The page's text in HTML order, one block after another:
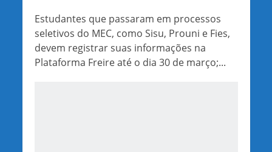
Estudantes que passaram em processos
seletivos do MEC, como Sisu, Prouni e Fies,
devem registrar suas informações na
Plataforma Freire até o dia 30 de março;...